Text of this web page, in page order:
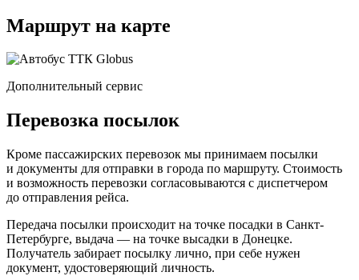
Маршрут на карте
Дополнительный сервис
Перевозка посылок
Кроме пассажирских перевозок мы принимаем посылки
и документы для отправки в города по маршруту. Стоимость
и возможность перевозки согласовываются с диспетчером
до отправления рейса.
Передача посылки происходит на точке посадки в Санкт-
Петербурге, выдача — на точке высадки в Донецке.
Получатель забирает посылку лично, при себе нужен
документ, удостоверяющий личность.